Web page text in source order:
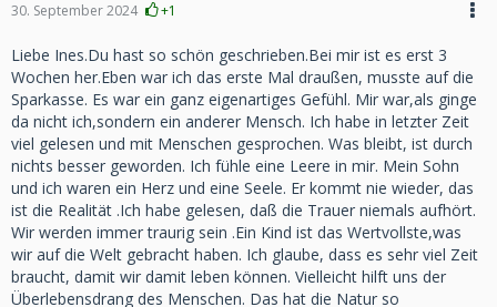
30. September 2024 +1
Liebe Ines.Du hast so schön geschrieben.Bei mir ist es erst 3
Wochen her.Eben war ich das erste Mal draußen, musste auf die
Sparkasse. Es war ein ganz eigenartiges Gefühl. Mir war,als ginge
da nicht ich,sondern ein anderer Mensch. Ich habe in letzter Zeit
viel gelesen und mit Menschen gesprochen. Was bleibt, ist durch
nichts besser geworden. Ich fühle eine Leere in mir. Mein Sohn
und ich waren ein Herz und eine Seele. Er kommt nie wieder, das
ist die Realität .Ich habe gelesen, daß die Trauer niemals aufhört.
Wir werden immer traurig sein .Ein Kind ist das Wertvollste,was
wir auf die Welt gebracht haben. Ich glaube, dass es sehr viel Zeit
braucht, damit wir damit leben können. Vielleicht hilft uns der
Überlebensdrang des Menschen. Das hat die Natur so